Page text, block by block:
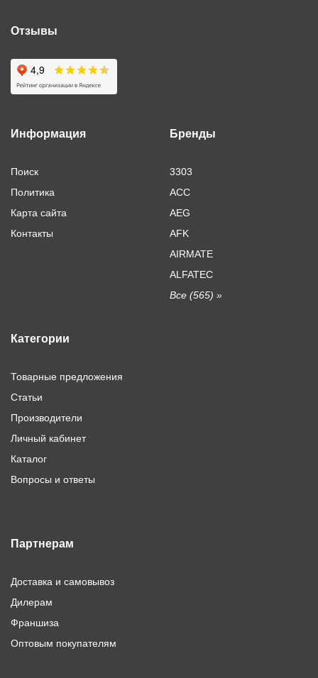
Отзывы
Информация
Поиск
Политика
Карта сайта
Контакты
Бренды
3303
ACC
AEG
AFK
AIRMATE
ALFATEC
Все (565) »
Категории
Товарные предложения
Статьи
Производители
Личный кабинет
Каталог
Вопросы и ответы
Партнерам
Доставка и самовывоз
Дилерам
Франшиза
Оптовым покупателям